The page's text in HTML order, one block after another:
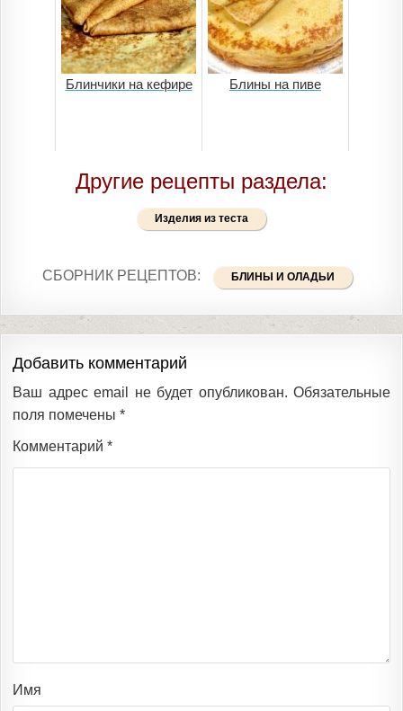
Блинчики на кефире Блины на пиве
Другие рецепты раздела:
Изделия из теста
СБОРНИК РЕЦЕПТОВ: БЛИНЫ И ОЛАДЬИ
Добавить комментарий
Ваш адрес email не будет опубликован. Обязательные
поля помечены *
Комментарий *
Имя